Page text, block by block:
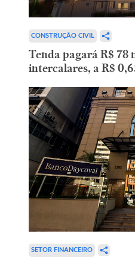
CONSTRUÇÃO CIVIL
Tenda pagará R$ 78
intercalares, a R$
SETOR FINANCEIRO